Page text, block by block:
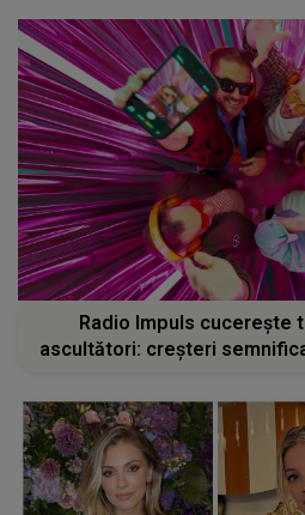
Radio Impuls cucerește
ascultători: creșteri